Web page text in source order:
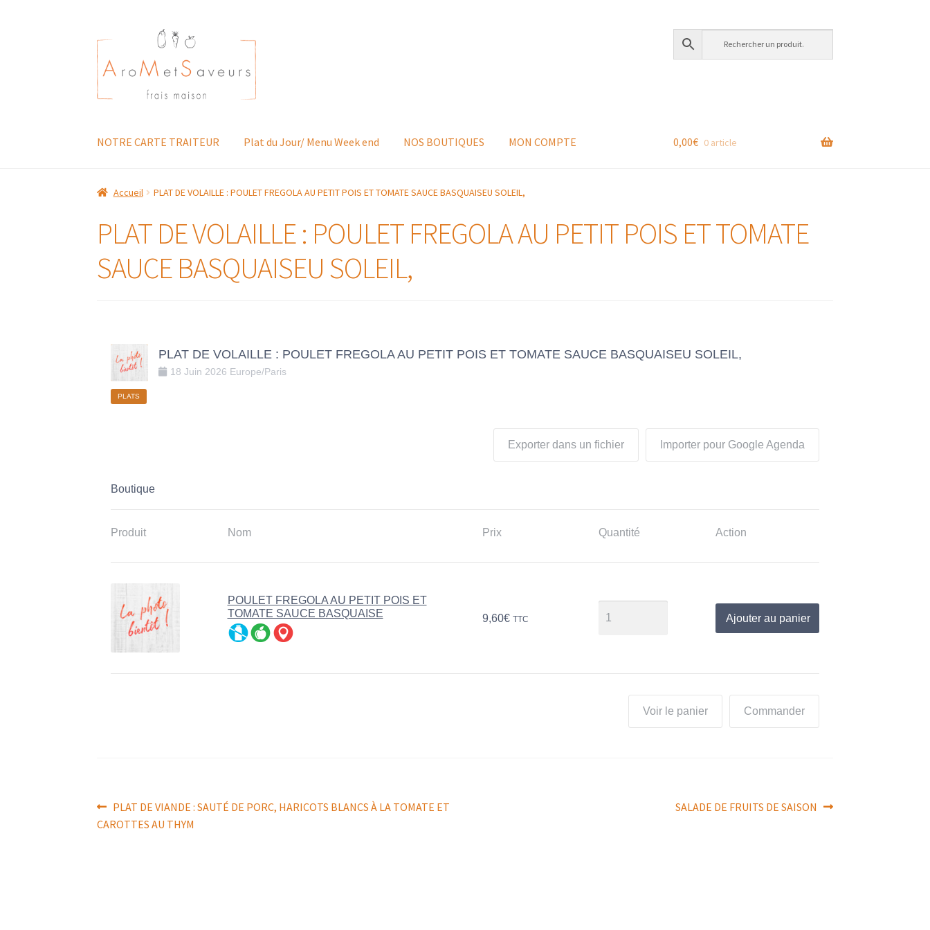
Aller
à
la
navigation
Aller
au
contenu
NOTRE CARTE TRAITEUR Plat du Jour/ Menu Week end NOS BOUTIQUES MON COMPTE 0,00€ 0 article
Accueil PLAT DE VOLAILLE : POULET FREGOLA AU PETIT POIS ET TOMATE SAUCE BASQUAISEU SOLEIL,
PLAT DE VOLAILLE : POULET FREGOLA AU PETIT POIS ET TOMATE
SAUCE BASQUAISEU SOLEIL,
PLAT DE VOLAILLE : POULET FREGOLA AU PETIT POIS ET TOMATE SAUCE BASQUAISEU SOLEIL,
18 Juin 2026 Europe/Paris
PLATS
Exporter dans un fichier Importer pour Google Agenda
Boutique
Produit Nom Prix Quantité Action
POULET FREGOLA AU PETIT POIS ET
TOMATE SAUCE BASQUAISE
9,60€ TTC Ajouter au panier
Commander
Voir le panier
Navigation
de
Article
précédent :
PLAT DE VIANDE : SAUTÉ DE PORC, HARICOTS BLANCS À LA TOMATE ET
CAROTTES AU THYM
Article
SALADE DE FRUITS DE SAISON